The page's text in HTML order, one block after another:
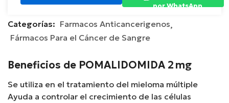
por WhatsApp
Categorías: Farmacos Anticancerigenos
Fármacos Para el Cáncer de Sangre
Beneficios de POMALIDOMIDA 2 mg
Se utiliza en el tratamiento del mieloma múltiple
Ayuda a controlar el crecimiento de las células